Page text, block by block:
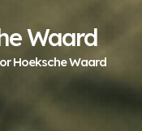
Waard
Hoeksche Waard